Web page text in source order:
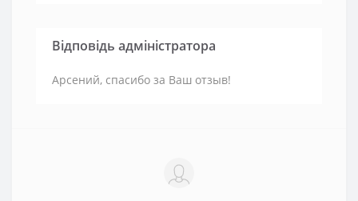
Відповідь адміністратора
Арсений, спасибо за Ваш отзыв!